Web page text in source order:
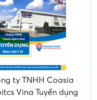
ty TNHH Coasia
Vina Tuyển dụng